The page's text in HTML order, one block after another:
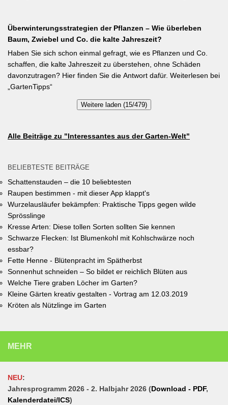
der Luft binden – Vorfrucht-Wirkung für das nächste Gartenjahr.
Verbesserung des Ortsklimas zu leisten. Warum? Entsiegelte
Flächen helfen… Hitze zu reduzieren Regenwasser besser zu
speichern und das Wohnumfeld insgesamt lebenswerter zu
gestalten. Insgesamt drei Gärten werden prämiert. Insgesamt drei
gleichwertige Sieger werden durch eine Expertenjury, bestehend
aus Vertretern der Gemeinde Unterhaching sowie des
gewinnen gibt es jeweils einen Gutschein von Pflanzen-Kölle
das Anmeldeformular siehe auf den Seiten der Gemeinde
Überwinterungsstrategien der Pflanzen – Wie überleben
Baum, Zwiebel und Co. die kalte Jahreszeit?
Haben Sie sich schon einmal gefragt, wie es Pflanzen und Co.
schaffen, die kalte Jahreszeit zu überstehen, ohne Schäden
davonzutragen? Hier finden Sie die Antwort dafür. Weiterlesen bei
„GartenTipps“
Weitere laden (15/479)
Alle Beiträge zu "Interessantes aus der Garten-Welt"
BELIEBTESTE BEITRÄGE
Schattenstauden – die 10 beliebtesten
Raupen bestimmen - mit dieser App klappt's
Wurzelausläufer bekämpfen: Praktische Tipps gegen wilde
Sprösslinge
Kresse Arten: Diese tollen Sorten sollten Sie kennen
Schwarze Flecken: Ist Blumenkohl mit Kohlschwärze noch
essbar?
Fette Henne - Blütenpracht im Spätherbst
Sonnenhut schneiden – So bildet er reichlich Blüten aus
Welche Tiere graben Löcher im Garten?
Kleine Gärten kreativ gestalten - Vortrag am 12.03.2019
Kröten als Nützlinge im Garten
MEHR
NEU:
Jahresprogramm 2026 - 2. Halbjahr 2026 (Download - PDF,
Kalenderdatei/ICS)